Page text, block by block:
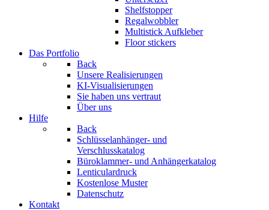
Shelfstopper
Regalwobbler
Multistick Aufkleber
Floor stickers
Das Portfolio
Back
Unsere Realisierungen
KI-Visualisierungen
Sie haben uns vertraut
Über uns
Hilfe
Back
Schlüsselanhänger- und
Verschlusskatalog
Büroklammer- und Anhängerkatalog
Lenticulardruck
Kostenlose Muster
Datenschutz
Kontakt